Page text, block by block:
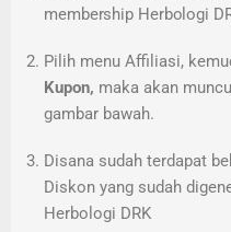
membership Herbologi
Pilih menu Affiliasi,
Kupon, maka akan
gambar bawah.
Disana sudah terdapat
Diskon yang sudah
Herbologi DRK